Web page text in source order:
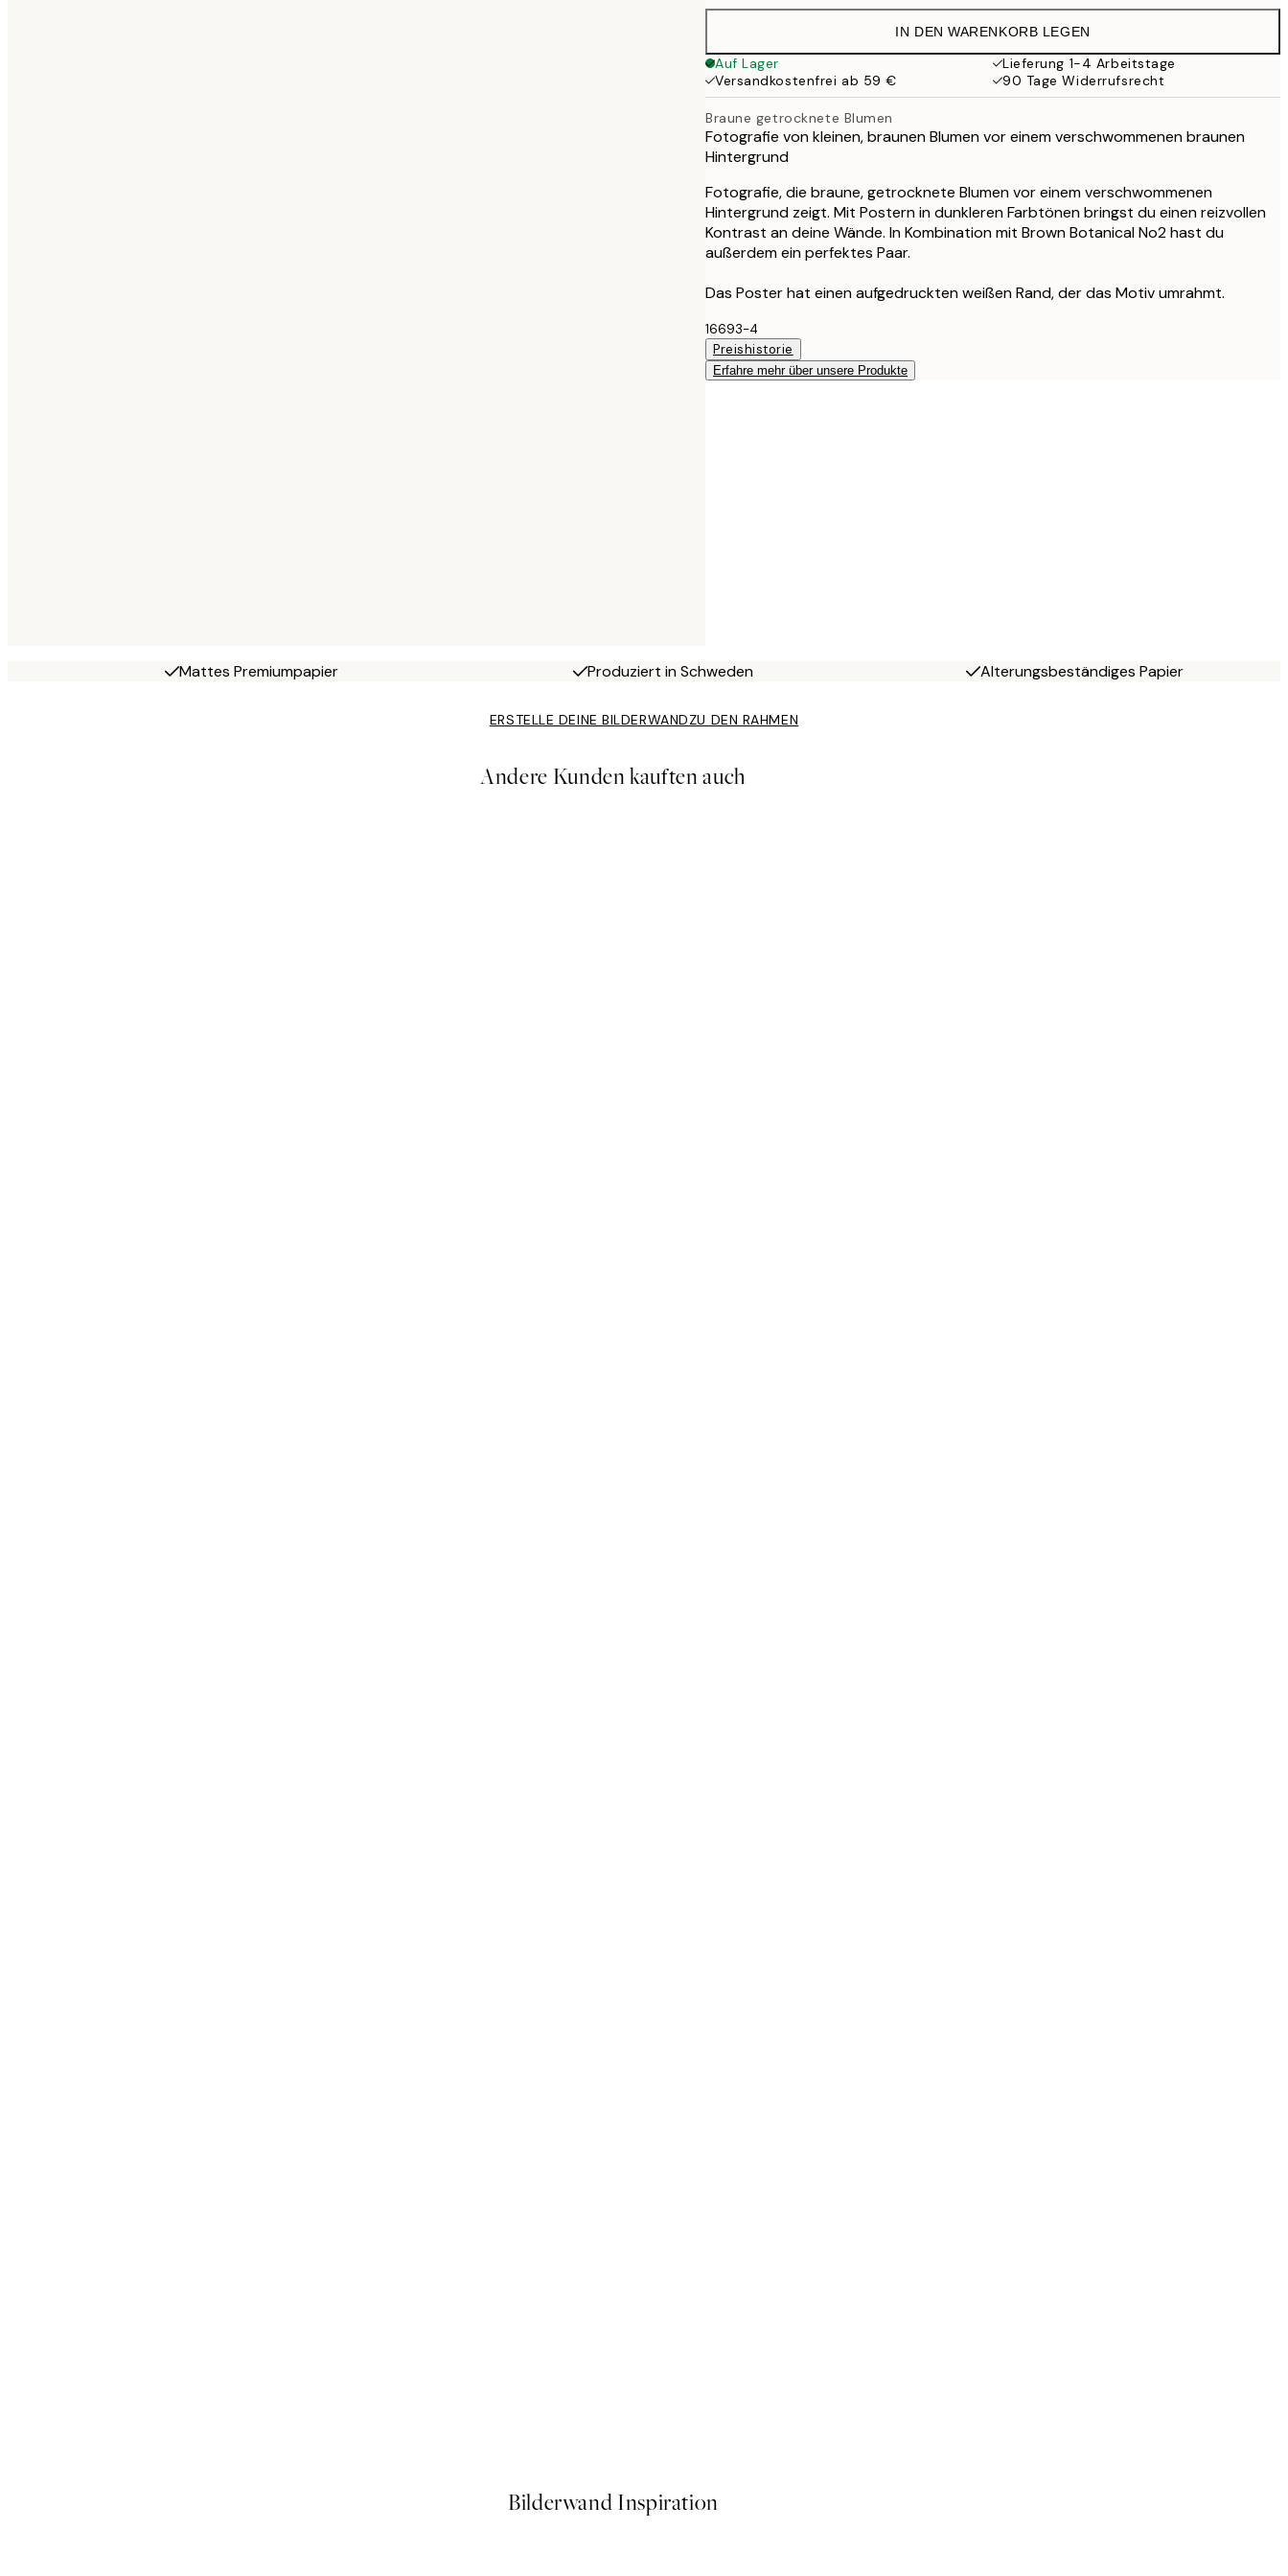
21,95 €
35,95 €
IN DEN WARENKORB LEGEN
Auf Lager
Lieferung 1-4 Arbeitstage
Versandkostenfrei ab 59 €
90 Tage Widerrufsrecht
Braune getrocknete Blumen
Fotografie von kleinen, braunen Blumen vor einem verschwommenen braunen
Hintergrund
Fotografie, die braune, getrocknete Blumen vor einem verschwommenen
Hintergrund zeigt. Mit Postern in dunkleren Farbtönen bringst du einen reizvollen
Kontrast an deine Wände. In Kombination mit Brown Botanical No2 hast du
außerdem ein perfektes Paar.
Das Poster hat einen aufgedruckten weißen Rand, der das Motiv umrahmt.
16693-4
Preishistorie
Erfahre mehr über unsere Produkte
Mattes Premiumpapier Produziert in Schweden Alterungsbeständiges Papier
ERSTELLE DEINE BILDERWANDZU DEN RAHMEN
Andere Kunden kauften auch
Bilderwand Inspiration